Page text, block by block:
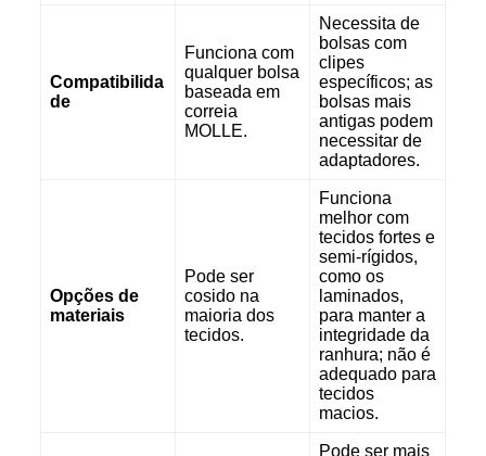
Compatibilida
de
Funciona com
qualquer bolsa
baseada em
correia
MOLLE.
Necessita de
bolsas com
clipes
específicos; as
bolsas mais
antigas podem
necessitar de
adaptadores.
Opções de
materiais
Pode ser
cosido na
maioria dos
tecidos.
Funciona
melhor com
tecidos fortes e
semi-rígidos,
como os
laminados,
para manter a
integridade da
ranhura; não é
adequado para
tecidos
macios.
Pode ser mais